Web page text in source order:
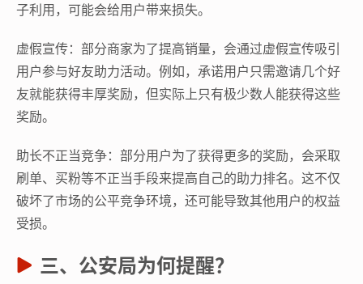
子利用，可能会给用户带来损失。
虚假宣传：部分商家为了提高销量，会通过虚假宣传吸引
用户参与好友助力活动。例如，承诺用户只需邀请几个好
友就能获得丰厚奖励，但实际上只有极少数人能获得这些
奖励。
助长不正当竞争：部分用户为了获得更多的奖励，会采取
刷单、买粉等不正当手段来提高自己的助力排名。这不仅
破坏了市场的公平竞争环境，还可能导致其他用户的权益
受损。
三、公安局为何提醒？